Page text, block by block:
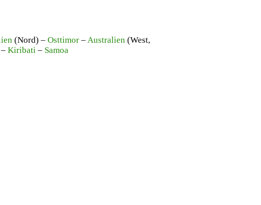
(Nord) – Osttimor –Australien (West,
– Kiribati – Samoa